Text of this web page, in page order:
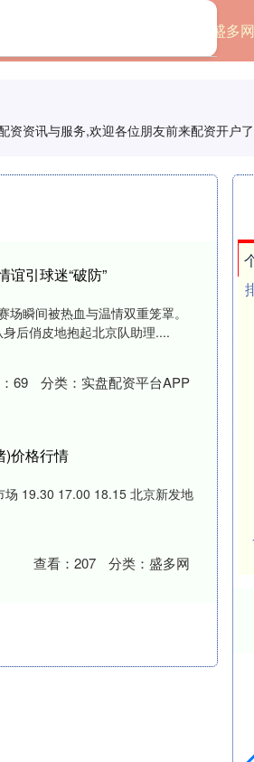
盛多网
资讯与服务,欢迎各位朋友前来配资开户了
引球迷“破防”
瞬间被热血与温情双重笼罩。
后俏皮地抱起北京队助理....
69 分类： 实盘配资平台APP
)价格行情
19.30 17.00 18.15 北京新发地
查看： 207 分类： 盛多网